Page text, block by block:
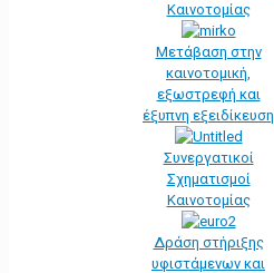
Καινοτομίας
Μετάβαση στην
καινοτομική,
εξωστρεφή και
έξυπνη εξειδίκευση
Συνεργατικοί
Σχηματισμοί
Καινοτομίας
Δράση στήριξης
υφιστάμενων και